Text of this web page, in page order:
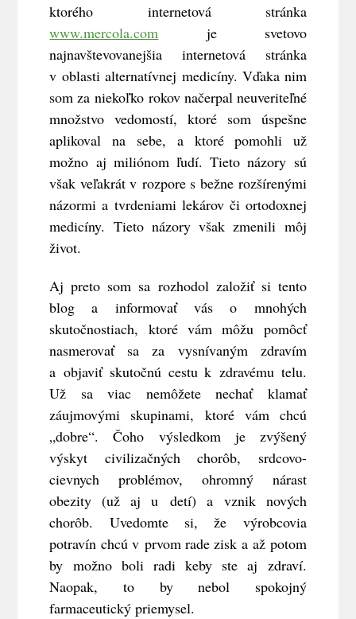
ktorého internetová stránka
www.mercola.com je svetovo
najnavštevovanejšia internetová stránka
v oblasti alternatívnej medicíny. Vďaka nim
som za niekoľko rokov načerpal neuveriteľné
množstvo vedomostí, ktoré som úspešne
aplikoval na sebe, a ktoré pomohli už
možno aj miliónom ľudí. Tieto názory sú
však veľakrát v rozpore s bežne rozšírenými
názormi a tvrdeniami lekárov či ortodoxnej
medicíny. Tieto názory však zmenili môj
život.
Aj preto som sa rozhodol založiť si tento
blog a informovať vás o mnohých
skutočnostiach, ktoré vám môžu pomôcť
nasmerovať sa za vysnívaným zdravím
a objaviť skutočnú cestu k zdravému telu.
Už sa viac nemôžete nechať klamať
záujmovými skupinami, ktoré vám chcú
„dobre“. Čoho výsledkom je zvýšený
výskyt civilizačných chorôb, srdcovo-
cievnych problémov, ohromný nárast
obezity (už aj u detí) a vznik nových
chorôb. Uvedomte si, že výrobcovia
potravín chcú v prvom rade zisk a až potom
by možno boli radi keby ste aj zdraví.
Naopak, to by nebol spokojný
farmaceutický priemysel.